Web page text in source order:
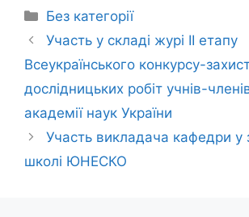
Без категорії
Участь у складі журі ІІ етапу
Всеукраїнського конкурсу-
дослідницьких робіт учнів-
академії наук України
Участь викладача кафедри у
школі ЮНЕСКО